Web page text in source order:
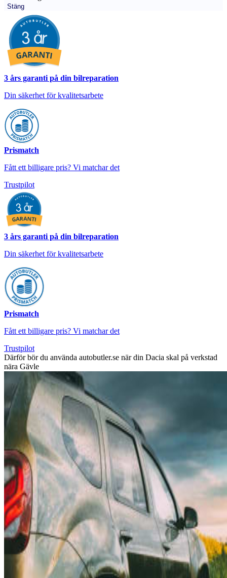
Stäng
3 års garanti på din bilreparation
Din säkerhet för kvalitetsarbete
Prismatch
Fått ett billigare pris? Vi matchar det
Trustpilot
3 års garanti på din bilreparation
Din säkerhet för kvalitetsarbete
Prismatch
Fått ett billigare pris? Vi matchar det
Trustpilot
Därför bör du använda autobutler.se när din Dacia skal på verkstad
nära Gävle